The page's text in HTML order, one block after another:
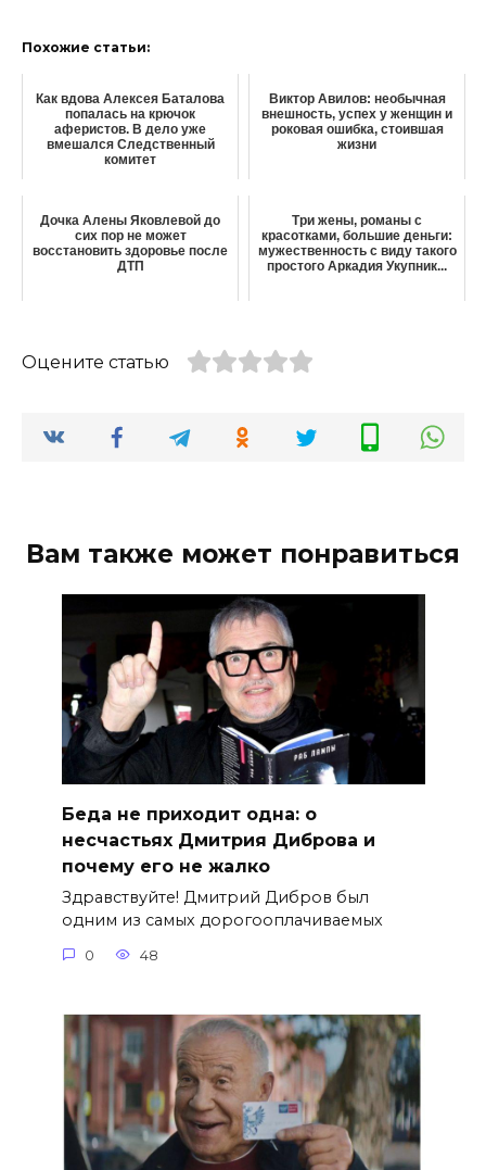
Похожие статьи:
Как вдова Алексея Баталова
попалась на крючок
аферистов. В дело уже
вмешался Следственный
комитет
Виктор Авилов: необычная
внешность, успех у женщин и
роковая ошибка, стоившая
жизни
Дочка Алены Яковлевой до
сих пор не может
восстановить здоровье после
ДТП
Три жены, романы с
красотками, большие деньги:
мужественность с виду такого
простого Аркадия Укупник...
Оцените статью
Вам также может понравиться
Беда не приходит одна: о
несчастьях Дмитрия Диброва и
почему его не жалко
Здравствуйте! Дмитрий Дибров был
одним из самых дорогооплачиваемых
0 48